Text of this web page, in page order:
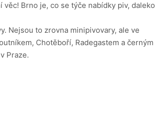
Brno je, co se týče nabídky piv, daleko
Nejsou to zrovna minipivovary, ale ve
Chotěboří, Radegastem a černým
Praze.